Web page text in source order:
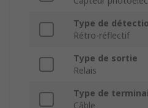
Type de
Rétro-réflectif
Type de sortie
Relais
Type de
Câble